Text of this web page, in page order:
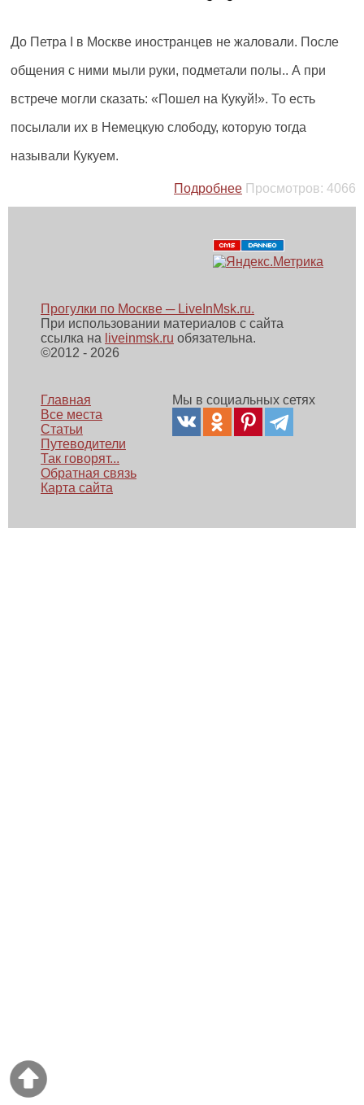
До Петра I в Москве иностранцев не жаловали. После
общения с ними мыли руки, подметали полы.. А при
встрече могли сказать: «Пошел на Кукуй!». То есть
посылали их в Немецкую слободу, которую тогда
называли Кукуем.
Подробнее Просмотров: 4066
Прогулки по Москве ─ LiveInMsk.ru.
При использовании материалов с сайта
ссылка на liveinmsk.ru обязательна.
©2012 - 2026
Главная
Все места
Статьи
Путеводители
Так говорят...
Обратная связь
Карта сайта
Мы в социальных сетях